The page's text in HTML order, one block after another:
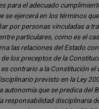
para el adecuado
se ejercerá en los términos
por personas vinculadas a
particulares, como es el
las relaciones del Estado
los preceptos de la
es contrario a la Constitución
previsto en la Ley
autonomía que se predica del
responsabilidad disciplinaria